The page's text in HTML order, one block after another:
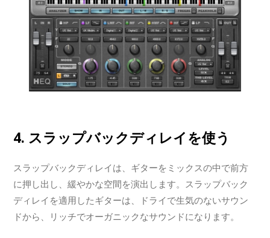
4. スラップバックディレイを使う
スラップバックディレイは、ギターをミックスの中で前方
に押し出し、緩やかな空間を演出します。スラップバック
ディレイを適用したギターは、ドライで生気のないサウン
ドから、リッチでオーガニックなサウンドになります。